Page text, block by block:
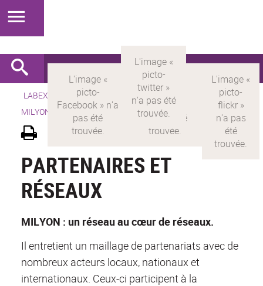
LABEX > LABEX MILYON Version française
MILYON > Partenaires
PARTENAIRES ET
RÉSEAUX
MILYON : un réseau au cœur de réseaux.
Il entretient un maillage de partenariats avec de
nombreux acteurs locaux, nationaux et
internationaux. Ceux-ci participent à la